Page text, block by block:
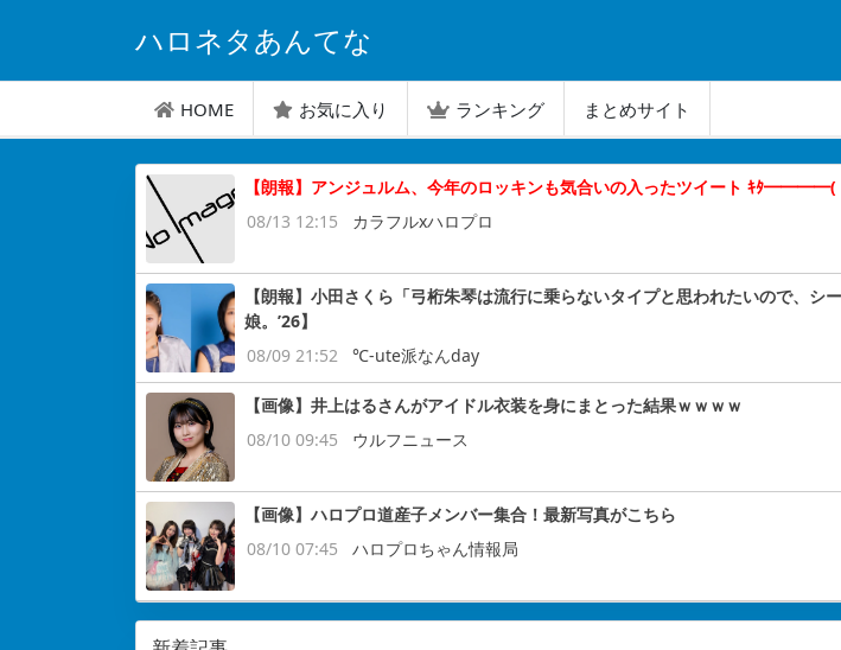
ハロネタあんてな
HOME お気に入り ランキング まとめサイト
【朗報】アンジュルム、今年のロッキンも気合いの入ったツイート ｷﾀ
08/13 12:15
カラフルxハロプロ
【朗報】小田さくら「弓桁朱琴は流行に乗らないタイプと思われたいので、
娘。’26】
08/09 21:52
℃-ute派なんday
【画像】井上はるさんがアイドル衣装を身にまとった結果ｗｗｗｗ
08/10 09:45
ウルフニュース
【画像】ハロプロ道産子メンバー集合！最新写真がこちら
08/10 07:45
ハロプロちゃん情報局